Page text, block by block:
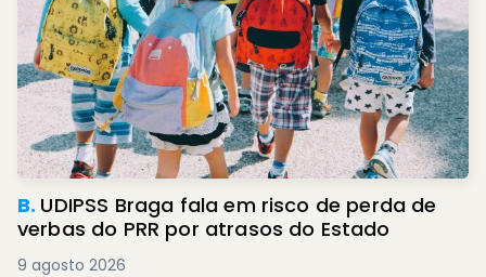
B. UDIPSS Braga fala em risco de perda de
verbas do PRR por atrasos do Estado
9 agosto 2026